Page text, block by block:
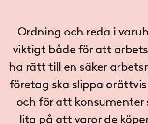
Ordning och reda i
viktigt både för att
ha rätt till en säker
företag ska slippa
och för att konsumenter
lita på att varor de